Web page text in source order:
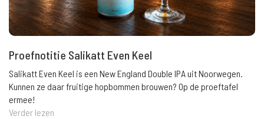
Proefnotitie Salikatt Even Keel
Salikatt Even Keel is een New England Double IPA uit Noorwegen.
Kunnen ze daar fruitige hopbommen brouwen? Op de proeftafel
ermee!
Verder lezen